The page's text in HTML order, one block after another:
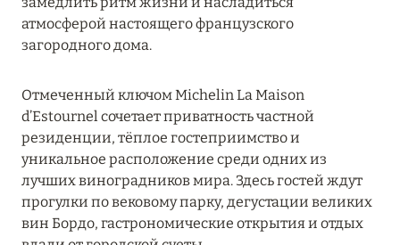
12 ноября 2025
NOVEMBER
Подробнее
13 мая 2025
ЗАБРОНИРУЙТЕ FOUR SEASONS RESORT
DUBAI AT JUMEIRAH BEACH ПО ЛУЧШИМ
атмосферой настоящего французского
загородного дома.
Отмеченный ключом Michelin La Maison
d’Estournel сочетает приватность частной
резиденции, тёплое гостеприимство и
уникальное расположение среди одних из
лучших виноградников мира. Здесь гостей ждут
прогулки по вековому парку, дегустации великих
вин Бордо, гастрономические открытия и отдых